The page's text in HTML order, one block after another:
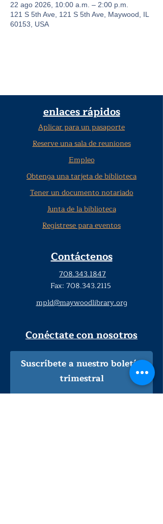
22 ago 2026, 10:00 a.m. – 2:00 p.m.
121 S 5th Ave, 121 S 5th Ave, Maywood, IL
60153, USA
enlaces rápidos
Aplicar para un pasaporte
Reserve una sala de reuniones
Empleo
Obtenga una tarjeta de biblioteca
Tener un documento notariado
Junta de la biblioteca
Regístrese para eventos
Contáctenos
708.343.1847
Fax: 708.343.2115
mpld@maywoodlibrary.org
Conéctate con nosotros
Suscríbete a nuestro boletín
trimestral